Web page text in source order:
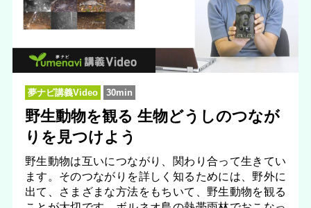
夢ナビ講義Video 30min
野生動物を観る 生物どうしのつなが
りを見つけよう
野生動物は互いにつながり、関わり合って生きてい
ます。そのつながりを詳しく知るためには、野外に
出て、さまざまな方法をもちいて、野生動物を観る